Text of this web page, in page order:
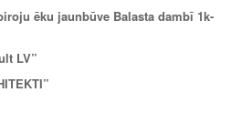
ēku jaunbūve Balasta dambī 1k-
LV”
”